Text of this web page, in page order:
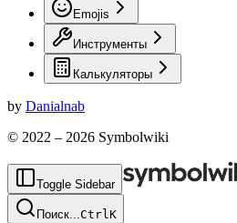
Emojis
Инструменты
Калькуляторы
by Danialnab
© 2022 – 2026 Symbolwiki
Toggle Sidebar
Поиск...CtrlK